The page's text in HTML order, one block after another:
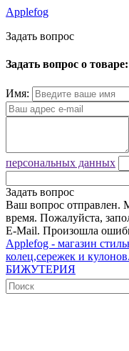
Applefog
Задать вопрос
Задать вопрос о товаре:
Имя:
персональных данных
Задать вопрос
Ваш вопрос отправлен.
время. Пожалуйста,
E-Mail. Произошла
Applefog - магазин
колец,сережек и кулонов.
БИЖУТЕРИЯ